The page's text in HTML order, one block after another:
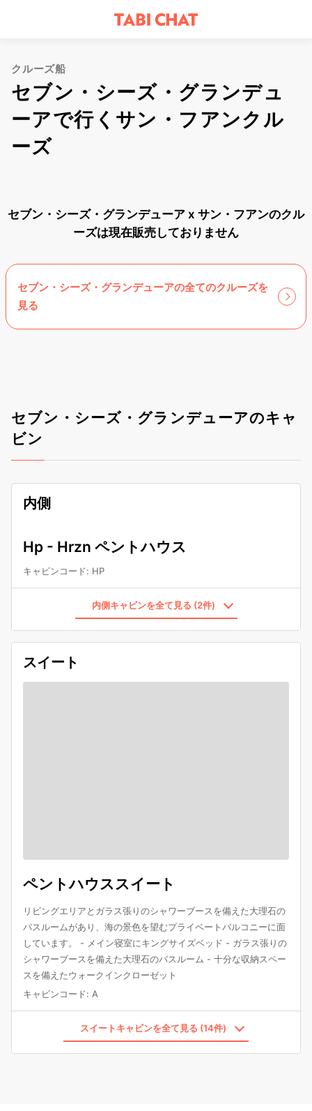
クルーズ船
セブン・シーズ・グランデュ
ーアで行くサン・フアンクル
ーズ
セブン・シーズ・グランデューア x サン・フアンのクル
ーズは現在販売しておりません
セブン・シーズ・グランデューアの全てのクルーズを
見る
セブン・シーズ・グランデューアのキャ
ビン
内側
Hp - Hrzn ペントハウス
キャビンコード: HP
内側キャビンを全て見る (2件)
スイート
ペントハウススイート
リビングエリアとガラス張りのシャワーブースを備えた大理石の
バスルームがあり、海の景色を望むプライベートバルコニーに面
しています。 - メイン寝室にキングサイズベッド - ガラス張りの
シャワーブースを備えた大理石のバスルーム - 十分な収納スペー
スを備えたウォークインクローゼット
キャビンコード: A
スイートキャビンを全て見る (14件)